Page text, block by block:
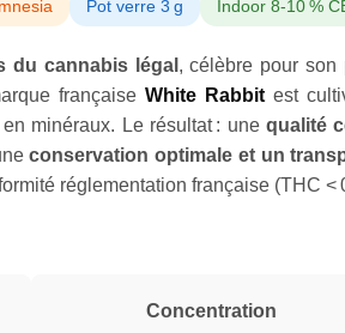
Pot verre 3 g Indoor 8-10 %
du cannabis légal , célèbre pour son
françaiseWhite Rabbit est
minéraux. Le résultat : unequalité
conservation optimale et un
réglementation française (THC <
Concentration